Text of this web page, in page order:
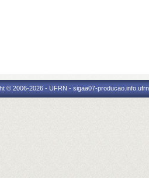
© 2006-2026 - UFRN - sigaa07-